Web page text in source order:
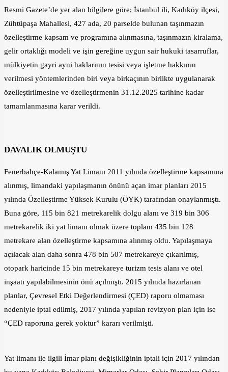
Resmi Gazete’de yer alan bilgilere göre; İstanbul ili, Kadıköy ilçesi,
Zühtüpaşa Mahallesi, 427 ada, 20 parselde bulunan taşınmazın
özelleştirme kapsam ve programına alınmasına, taşınmazın kiralama,
gelir ortaklığı modeli ve işin gereğine uygun sair hukuki tasarruflar,
mülkiyetin gayri ayni haklarının tesisi veya işletme hakkının
verilmesi yöntemlerinden biri veya birkaçının birlikte uygulanarak
özelleştirilmesine ve özelleştirmenin 31.12.2025 tarihine kadar
tamamlanmasına karar verildi.
DAVALIK OLMUŞTU
Fenerbahçe-Kalamış Yat Limanı 2011 yılında özelleştirme kapsamına
alınmış, limandaki yapılaşmanın önünü açan imar planları 2015
yılında Özelleştirme Yüksek Kurulu (ÖYK) tarafından onaylanmıştı.
Buna göre, 115 bin 821 metrekarelik dolgu alanı ve 319 bin 306
metrekarelik iki yat limanı olmak üzere toplam 435 bin 128
metrekare alan özelleştirme kapsamına alınmış oldu. Yapılaşmaya
açılacak alan daha sonra 478 bin 507 metrekareye çıkarılmış,
otopark haricinde 15 bin metrekareye turizm tesis alanı ve otel
inşaatı yapılabilmesinin önü açılmıştı. 2015 yılında hazırlanan
planlar, Çevresel Etki Değerlendirmesi (ÇED) raporu olmaması
nedeniyle iptal edilmiş, 2017 yılında yapılan revizyon plan için ise
“ÇED raporuna gerek yoktur” kararı verilmişti.
Yat limanı ile ilgili İmar planı değişikliğinin iptali için 2017 yılından